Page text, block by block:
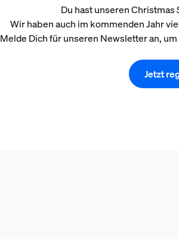
Du hast unseren
Wir haben auch im kommenden Jahr
Melde Dich für unseren Newsletter an,
Jetzt